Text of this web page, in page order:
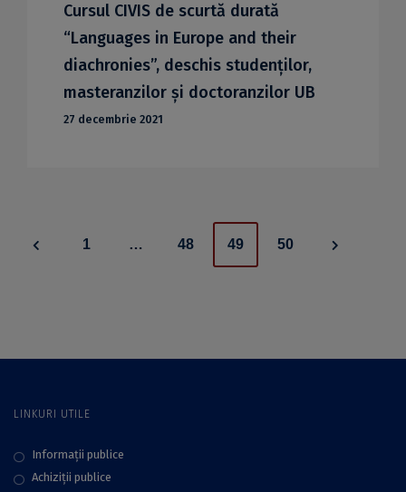
Cursul CIVIS de scurtă durată
“Languages in Europe and their
diachronies”, deschis studenților,
masteranzilor și doctoranzilor UB
27 decembrie 2021
Posts
1 … 48 49 50
LINKURI UTILE
Informații publice
Achiziții publice